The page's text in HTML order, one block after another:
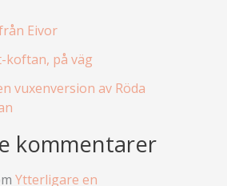
Eivor
koftan, på väg
vuxenversion av Röda
kommentarer
Ytterligare en